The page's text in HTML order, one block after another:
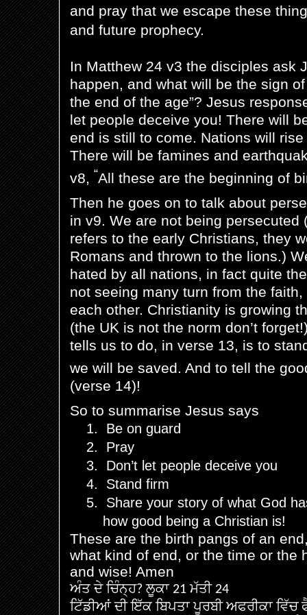
and pray that we escape these
and future prophecy.
In Matthew 24 v3 the disciples ask
happen, and what will be the sign
the end of the age”? Jesus
let people deceive you! There will
end is still to come. Nations will
There will be famines and
v8, “All these are the beginning of
Then he goes on to talk about
in v9. We are not being persecuted
refers to the early Christians, they
Romans and thrown to the lions.)
hated by all nations, in fact quite
not seeing many turn from the
each other. Christianity is growing
(the UK is not the norm don’t
tells us to do, in verse 13, is to
we will be saved. And to tell the
(verse 14)!
So to summarise Jesus says
1.
Be on guard
2.
Pray
3.
Don’t let people deceive you
4.
Stand firm
5.
Share your story of what God
how good being a Christian is!
These are the birth pangs of an
what kind of end, or the time or the
and wise! Amen
ਅੰਤ ਦੇ ਚਿੰਨ੍ਹ?ਲੂਕਾ21ਮੱਤੀ24
ਟਿੱਡੀਆਂ ਦੀ ਇੱਕ ਬਿਪਤਾ ਪੂਰਬੀ ਅਫਰੀਕਾ ਵਿੱਚ